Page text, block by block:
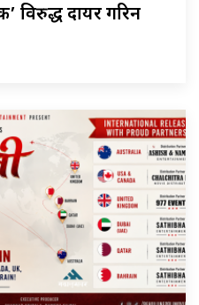
विरुद्ध दायर गरिन